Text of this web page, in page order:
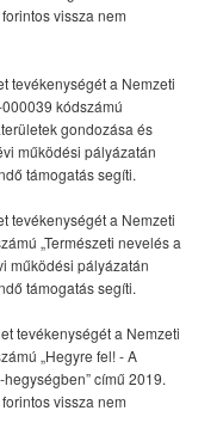
vissza nem
tevékenységét a Nemzeti
kódszámú
gondozása és
működési pályázatán
támogatás segíti.
tevékenységét a Nemzeti
„Természeti nevelés a
működési pályázatán
támogatás segíti.
tevékenységét a Nemzeti
„Hegyre fel! - A
című 2019.
vissza nem